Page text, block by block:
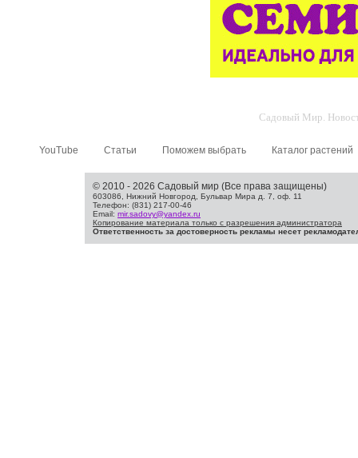
Садовый Мир.
YouTube Статьи Поможем выбрать Каталог растений
© 2010 - 2026 Садовый мир (Все права защищены)
603086, Нижний Новгород, Бульвар Мира д. 7, оф. 11
Телефон: (831) 217-00-46
Email: mir.sadovy@yandex.ru
Копирование материала только с разрешения администратора
Ответственность за достоверность рекламы несет